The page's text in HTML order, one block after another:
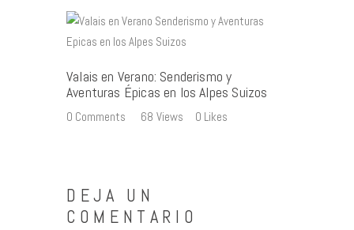
Valais en Verano: Senderismo y
Aventuras Épicas en los Alpes Suizos
0 Comments 68 Views 0 Likes
DEJA UN
COMENTARIO